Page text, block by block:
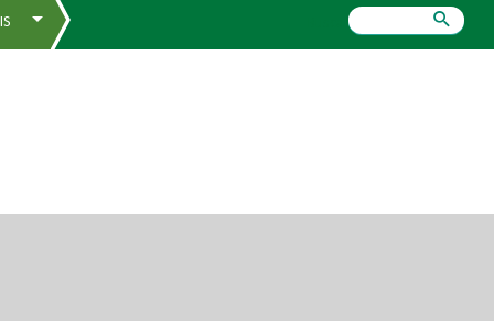
de tela